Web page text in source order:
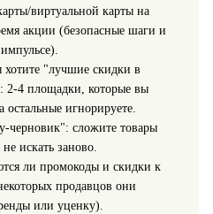
виртуальной карты на
акции (безопасные шаги и
хотите "лучшие скидки в
2-4 площадки, которые вы
остальные игнорируете.
черновик": сложите товары
искать заново.
ли промокоды и скидки к
продавцов они
или уценку).